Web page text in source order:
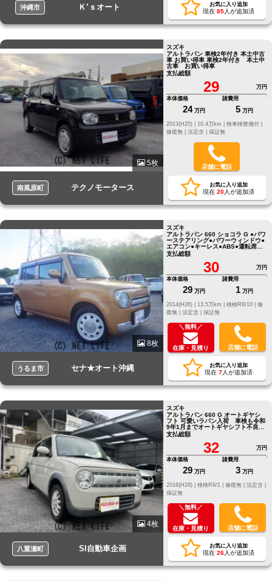
沖縄市 Ｋ’ｓオート お気に入り追加
現在 85人が追加済
5枚
南風原町 テクノモータース
スズキ
アルトラパン 車検2年付き 本土中古
車 お買い得車 車検2年付き 本土中
古車 お買い得車
支払総額
29
万円
本体価格
24 万円
諸費用
5 万円
修復無 | 法定含 | 保証無
店舗に電話
お気に入り追加
現在 20人が追加済
8枚
うるま市 セナ★オート沖縄
スズキ
アルトラパン 660 ショコラ G ●パワ
ーステアリング●パワーウィンドウ●
エアコン●キーレス●ABS●運転席エ
アバッグ
支払総額
30
万円
本体価格
29 万円
諸費用
1 万円
修
復無 | 法定含 | 保証無
＼無料／
在庫・見積り 店舗に電話
お気に入り追加
現在 7人が追加済
4枚
八重瀬町 SI自動車企画
スズキ
アルトラパン 660 G オートギヤシ
フト 可愛いラパン入荷 車検も令和
9年1月までオートギヤシフト不良の
為 走行少ない６万キロ代のミッシ
ン交換
支払総額
32
万円
本体価格
29 万円
諸費用
3 万円
修復無 | 法定含 |
保証無
＼無料／
在庫・見積り 店舗に電話
お気に入り追加
現在 26人が追加済